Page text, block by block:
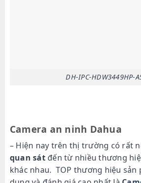
DH-IPC-HDW3449HP-
Camera an ninh Dahua
– Hiện nay trên thị trường có rất
quan sátđến từ nhiều thương
khác nhau. TOP thương hiệu sản